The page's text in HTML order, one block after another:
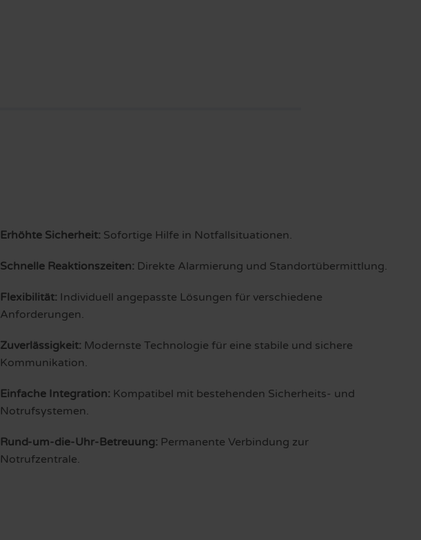
Erhöhte Sicherheit: Sofortige Hilfe in Notfallsituationen.
Schnelle Reaktionszeiten: Direkte Alarmierung und Standortübermittlung.
Flexibilität: Individuell angepasste Lösungen für verschiedene
Anforderungen.
Zuverlässigkeit: Modernste Technologie für eine stabile und sichere
Kommunikation.
Einfache Integration: Kompatibel mit bestehenden Sicherheits- und
Notrufsystemen.
Rund-um-die-Uhr-Betreuung: Permanente Verbindung zur
Notrufzentrale.